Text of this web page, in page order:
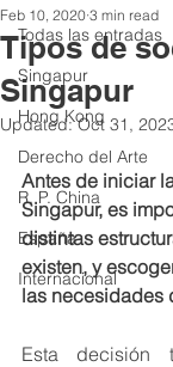
Todas las entradas
Singapur
Hong Kong
Derecho del Arte
R. P. China
España
Internacional
Tipos de
Singapur
Feb 10, 2020 3 min read
Updated:Oct 31,
Antes de iniciar
Singapur, es
distintas
existen, y
las necesidades
Esta decisión